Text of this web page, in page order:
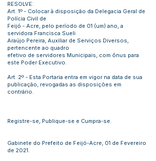
RESOLVE:
Art. 1º - Colocar à disposição da Delegacia Geral de
Polícia Civil de
Feijó - Acre, pelo período de 01 (um) ano, a
servidora Francisca Sueli
Araújo Pereira, Auxiliar de Serviços Diversos,
pertencente ao quadro
efetivo de servidores Municipais, com ônus para
este Poder Executivo.
Art. 2º - Esta Portaria entra em vigor na data de sua
publicação, revogadas as disposições em
contrário.
Registre-se, Publique-se e Cumpra-se.
Gabinete do Prefeito de Feijó-Acre, 01 de Fevereiro
de 2021.